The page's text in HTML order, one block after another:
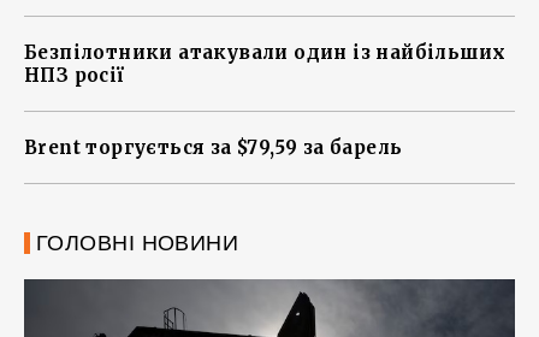
Безпілотники атакували один із найбільших
НПЗ росії
Brent торгується за $79,59 за барель
ГОЛОВНІ НОВИНИ